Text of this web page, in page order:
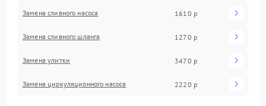
Замена сливного насоса 1610 р
Замена сливного шланга 1270 р
Замена улитки 3470 р
Замена циркуляционного насоса 2220 р